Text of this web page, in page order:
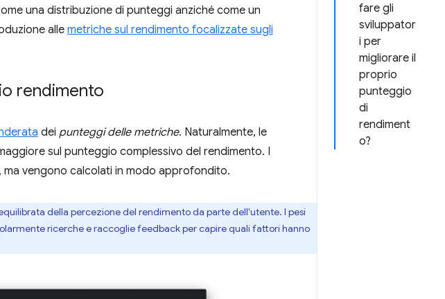
fare gli
sviluppator
i per
migliorare il
proprio
punteggio
di
rendiment
o?
una distribuzione di punteggi anziché come un
alle metriche sul rendimento focalizzate sugli
rendimento
dei punteggi delle metriche. Naturalmente, le
sul punteggio complessivo del rendimento. I
vengono calcolati in modo approfondito.
della percezione del rendimento da parte dell'utente. I pesi
ricerche e raccoglie feedback per capire quali fattori hanno